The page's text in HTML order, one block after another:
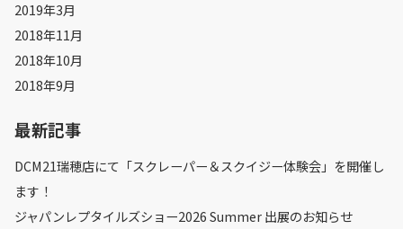
2019年3月
2018年11月
2018年10月
2018年9月
最新記事
DCM21瑞穂店にて「スクレーパー＆スクイジー体験会」を開催し
ます！
ジャパンレプタイルズショー2026 Summer 出展のお知らせ